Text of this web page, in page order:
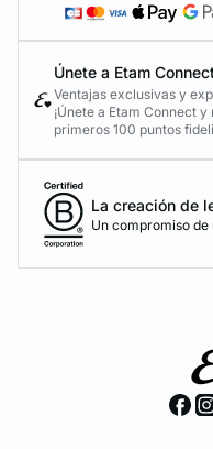
Únete a Etam
Ventajas exclusivas y
¡Únete a Etam Connect
primeros 100 puntos
La creación de
Un compromiso